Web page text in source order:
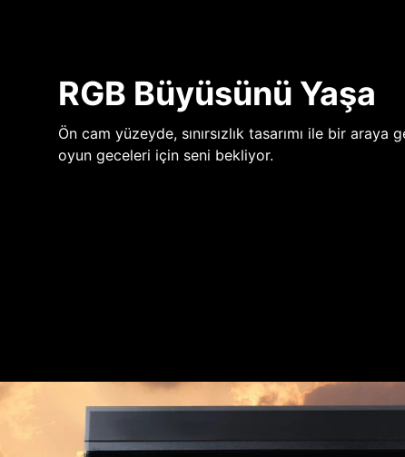
RGB Büyüsünü Yaşa
Ön cam yüzeyde, sınırsızlık tasarımı ile bir araya
oyun geceleri için seni bekliyor.